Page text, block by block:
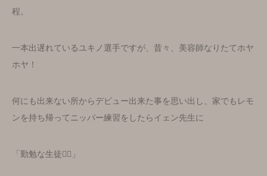
程。
一本出遅れているユキノ選手ですが、昔々、美容師なりたてホヤ
ホヤ！
何にも出来ない所からデビュー出来た事を思い出し、家でもレモ
ンを持ち帰ってニッパー練習をしたらイェン先生に
「勤勉な生徒👍🏻」